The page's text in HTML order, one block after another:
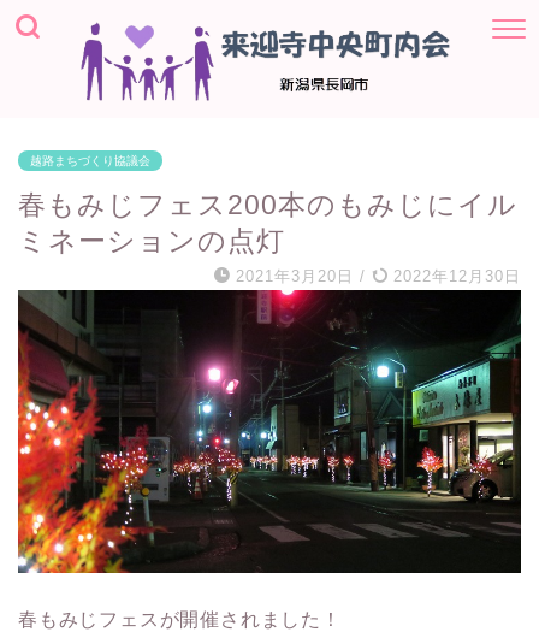
越路まちづくり協議会
春もみじフェス200本のもみじにイル
ミネーションの点灯
2021年3月20日 / 2022年12月30日
春もみじフェスが開催されました！